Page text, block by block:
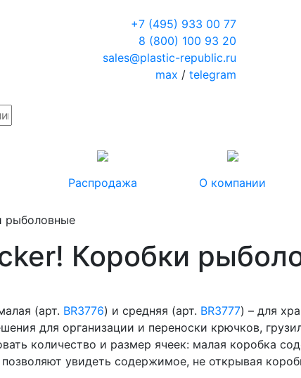
+7 (495) 933 00 77
8 (800) 100 93 20
sales@plastic-republic.ru
max / telegram
Распродажа О компании
рыболовные
Коробки
(арт. BR3776) и средняя (арт. BR3777) – для
для организации и переноски крючков,
количество и размер ячеек: малая коробка
увидеть содержимое, не открывая